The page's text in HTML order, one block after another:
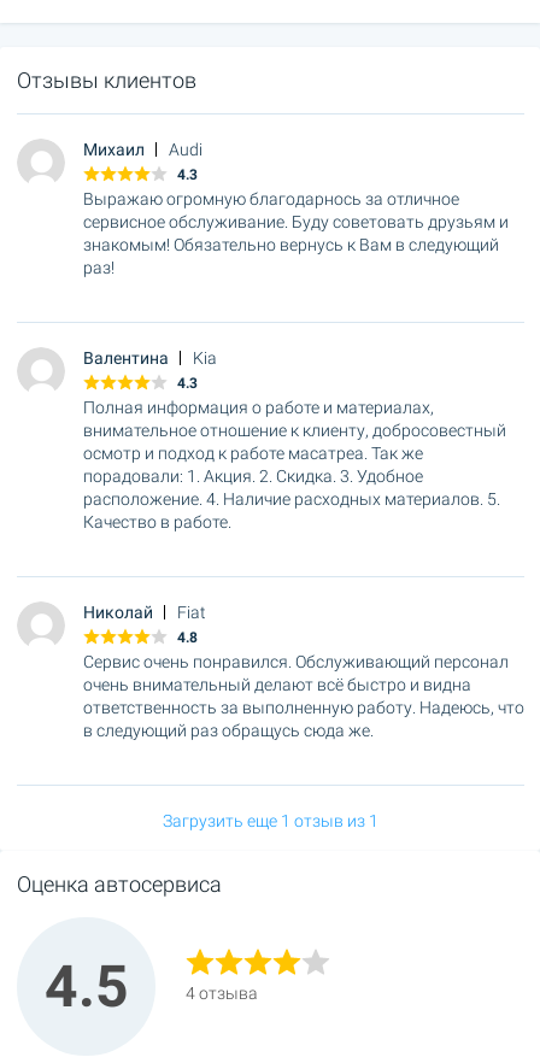
Отзывы клиентов
Михаил Audi
4.3
Выражаю огромную благодарнось за отличное
сервисное обслуживание. Буду советовать друзьям и
знакомым! Обязательно вернусь к Вам в следующий
раз!
Валентина Kia
4.3
Полная информация о работе и материалах,
внимательное отношение к клиенту, добросовестный
осмотр и подход к работе масатреа. Так же
порадовали: 1. Акция. 2. Скидка. 3. Удобное
расположение. 4. Наличие расходных материалов. 5.
Качество в работе.
Николай Fiat
4.8
Сервис очень понравился. Обслуживающий персонал
очень внимательный делают всё быстро и видна
ответственность за выполненную работу. Надеюсь, что
в следующий раз обращусь сюда же.
Загрузить еще 1 отзыв из 1
Оценка автосервиса
4.5 4 отзыва